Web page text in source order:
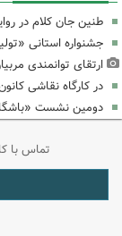
طنین جان کلام در
جشنواره استانی
ارتقای توانمندی
در کارگاه نقاشی
دومین نشست «باشگاه
تماس با